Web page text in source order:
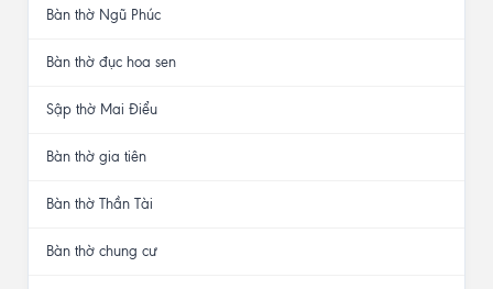
Bàn thờ Ngũ Phúc
Bàn thờ đục hoa sen
Sập thờ Mai Điểu
Bàn thờ gia tiên
Bàn thờ Thần Tài
Bàn thờ chung cư